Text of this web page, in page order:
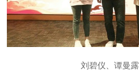
刘碧仪、谭曼露